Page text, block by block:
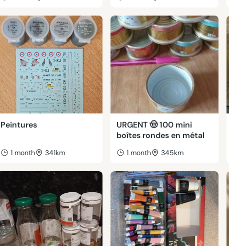
Peintures
1 month 341km
URGENT 🤠 100 mini
boîtes rondes en métal
1 month 345km